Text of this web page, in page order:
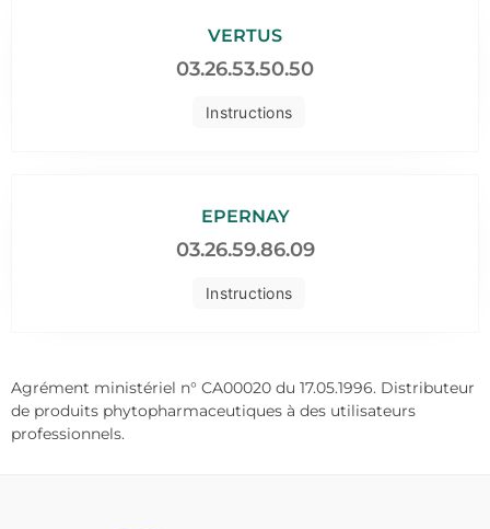
Instructions
VERTUS
03.26.53.50.50
Instructions
EPERNAY
03.26.59.86.09
Agrément ministériel n° CA00020 du 17.05.1996. Distributeur
de produits phytopharmaceutiques à des utilisateurs
professionnels.